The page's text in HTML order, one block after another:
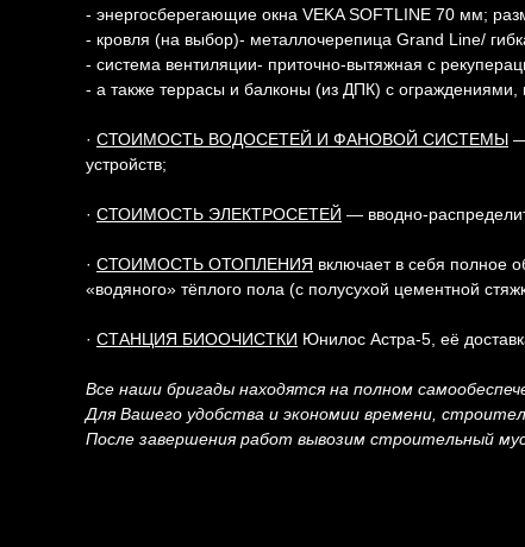
- энергосберегающие окна VEKA SOFTLINE 70 мм;
- кровля (на выбор)- металлочерепица Grand Line/
- система вентиляции- приточно-вытяжная с
- а также террасы и балконы (из ДПК) с
· СТОИМОСТЬ ВОДОСЕТЕЙ И ФАНОВОЙ СИСТЕМЫ
устройств;
· СТОИМОСТЬ ЭЛЕКТРОСЕТЕЙ — вводно-
· СТОИМОСТЬ ОТОПЛЕНИЯ включает в себя полное
«водяного» тёплого пола (с полусухой цементной
· СТАНЦИЯ БИООЧИСТКИ Юнилос Астра-5, её
Все наши бригады находятся на полном
Для Вашего удобства и экономии времени,
После завершения работ вывозим строительный